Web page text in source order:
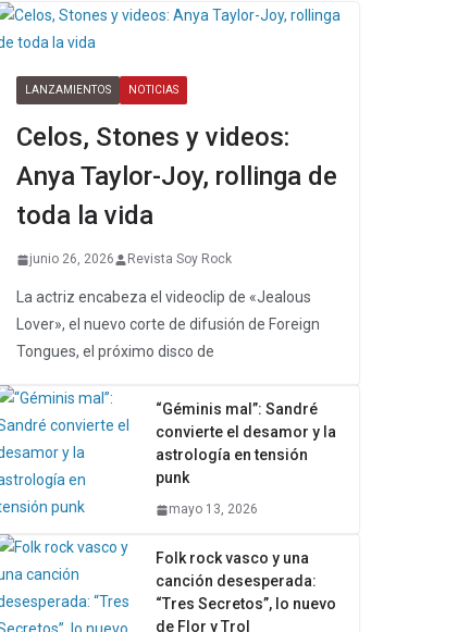
LANZAMIENTOS NOTICIAS
Celos, Stones y videos:
Anya Taylor-Joy, rollinga de
toda la vida
junio 26, 2026 Revista Soy Rock
La actriz encabeza el videoclip de «Jealous
Lover», el nuevo corte de difusión de Foreign
Tongues, el próximo disco de
“Géminis mal”: Sandré
convierte el desamor y la
astrología en tensión
punk
mayo 13, 2026
Folk rock vasco y una
canción desesperada:
“Tres Secretos”, lo nuevo
de Flor y Trol